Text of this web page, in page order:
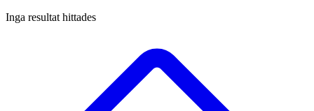
Inga resultat hittades